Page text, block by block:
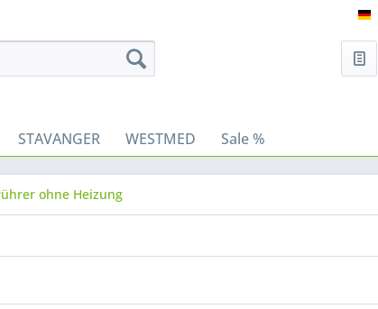
STAVANGER WESTMED Sale %
ohne Heizung